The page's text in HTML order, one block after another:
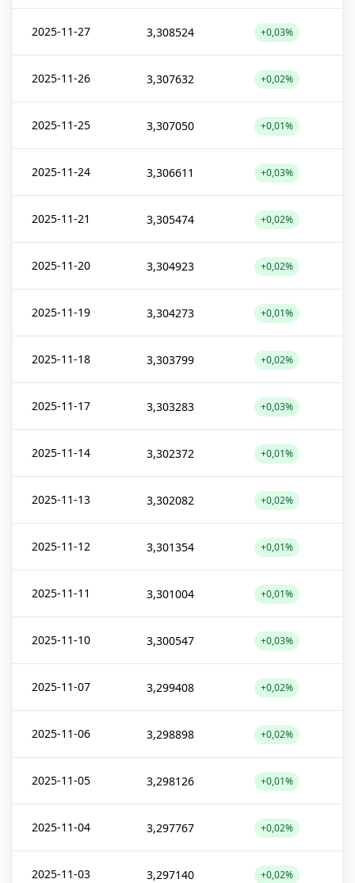
2025-11-27 3,308524 +0,03%
2025-11-26 3,307632 +0,02%
2025-11-25 3,307050 +0,01%
2025-11-24 3,306611 +0,03%
2025-11-21 3,305474 +0,02%
2025-11-20 3,304923 +0,02%
2025-11-19 3,304273 +0,01%
2025-11-18 3,303799 +0,02%
2025-11-17 3,303283 +0,03%
2025-11-14 3,302372 +0,01%
2025-11-13 3,302082 +0,02%
2025-11-12 3,301354 +0,01%
2025-11-11 3,301004 +0,01%
2025-11-10 3,300547 +0,03%
2025-11-07 3,299408 +0,02%
2025-11-06 3,298898 +0,02%
2025-11-05 3,298126 +0,01%
2025-11-04 3,297767 +0,02%
2025-11-03 3,297140 +0,02%